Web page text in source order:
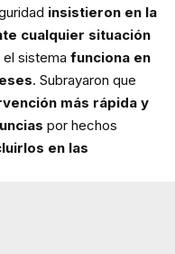
insistieron en la
cualquier situación
el sistema funciona en
. Subrayaron que
más rápida y
por hechos
en las